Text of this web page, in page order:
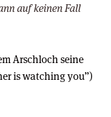
auf keinen Fall
Arschloch seine
is watching you”)